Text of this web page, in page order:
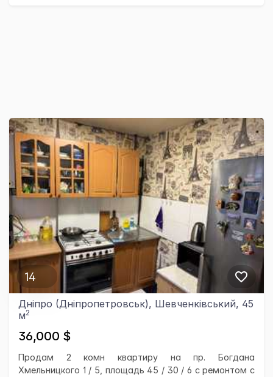
14
Дніпро (Дніпропетровськ), Шевченківський, 45
м2
36,000 $
Продам 2 комн квартиру на пр. Богдана
Хмельницкого 1 / 5, площадь 45 / 30 / 6 с ремонтом с